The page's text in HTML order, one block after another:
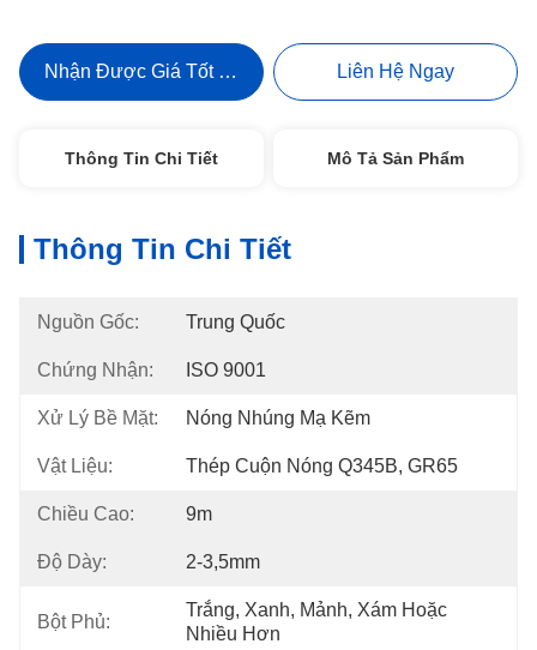
Nhận Được Giá Tốt Nhất Liên Hệ Ngay
Thông Tin Chi Tiết Mô Tả Sản Phẩm
Thông Tin Chi Tiết
Nguồn Gốc: Trung Quốc
Chứng Nhận: ISO 9001
Xử Lý Bề Mặt: Nóng Nhúng Mạ Kẽm
Vật Liệu: Thép Cuộn Nóng Q345B, GR65
Chiều Cao: 9m
Độ Dày: 2-3,5mm
Bột Phủ:
Trắng, Xanh, Mảnh, Xám Hoặc
Nhiều Hơn